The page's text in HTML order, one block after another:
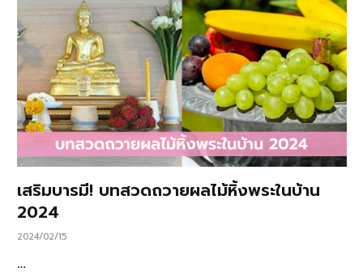
เสริมบารมี! บทสวดถวายผลไม้หิ้งพระในบ้าน
2024
2024/02/15
…